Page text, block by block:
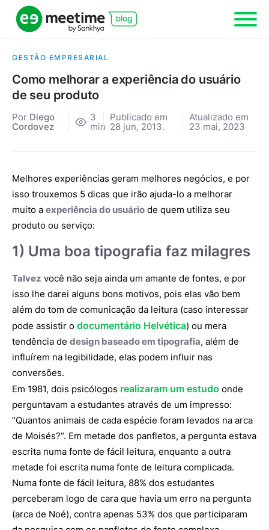
GESTÃO EMPRESARIAL
Como melhorar a experiência do usuário
de seu produto
Por Diego
Cordovez
3
min
Publicado em
28 jun, 2013.
Atualizado em
23 mai, 2023
Melhores experiências geram melhores negócios, e por
isso trouxemos 5 dicas que irão ajuda-lo a melhorar
muito a experiência do usuário de quem utiliza seu
produto ou serviço:
1) Uma boa tipografia faz milagres
Talvez você não seja ainda um amante de fontes, e por
isso lhe darei alguns bons motivos, pois elas vão bem
além do tom de comunicação da leitura (caso interessar
pode assistir o documentário Helvética) ou mera
tendência de design baseado em tipografia, além de
influírem na legibilidade, elas podem influir nas
conversões.
Em 1981, dois psicólogos realizaram um estudo onde
perguntavam a estudantes através de um impresso:
“Quantos animais de cada espécie foram levados na arca
de Moisés?”. Em metade dos panfletos, a pergunta estava
escrita numa fonte de fácil leitura, enquanto a outra
metade foi escrita numa fonte de leitura complicada.
Numa fonte de fácil leitura, 88% dos estudantes
perceberam logo de cara que havia um erro na pergunta
(arca de Noé), contra apenas 53% dos que participaram